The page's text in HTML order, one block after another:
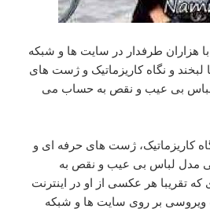
بچه ۵ ساله با هزاران طرفدار در سایت ها و شبکه
و نگاه کاریزماتیک و ژست های
بی عیب و نقص به حساب می
کاریزماتیک، ژست های حرفه ای و
مدل لباس بی عیب و نقص به
تقریبا هر عکسی از او در اینترنت
ویروسی بر روی سایت ها و شبکه